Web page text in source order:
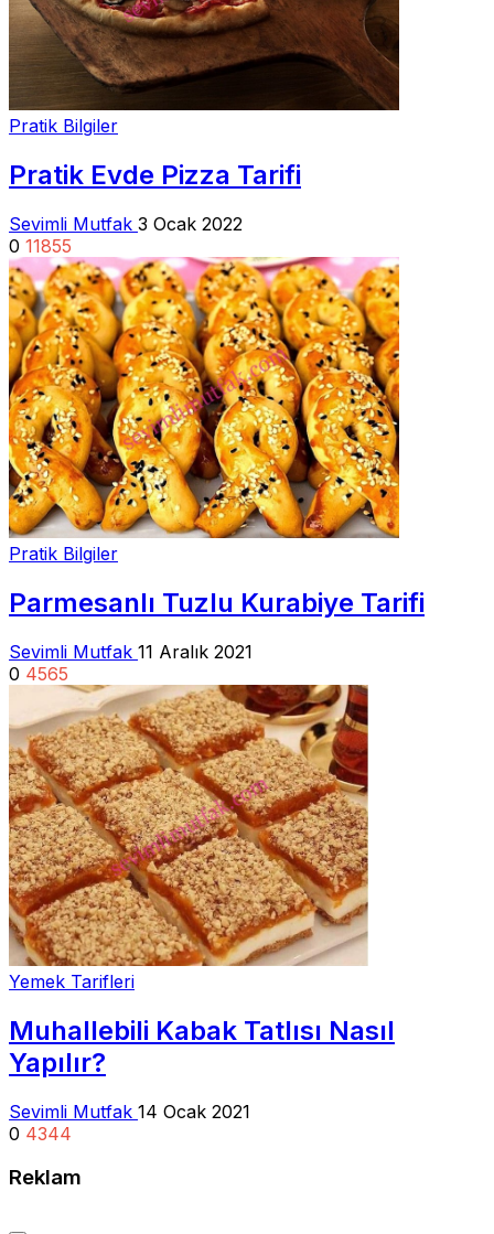
Pratik Bilgiler
Pratik Evde Pizza Tarifi
Sevimli Mutfak 3 Ocak 2022
0 11855
Pratik Bilgiler
Parmesanlı Tuzlu Kurabiye Tarifi
Sevimli Mutfak 11 Aralık 2021
0 4565
Yemek Tarifleri
Muhallebili Kabak Tatlısı Nasıl
Yapılır?
Sevimli Mutfak 14 Ocak 2021
0 4344
Reklam